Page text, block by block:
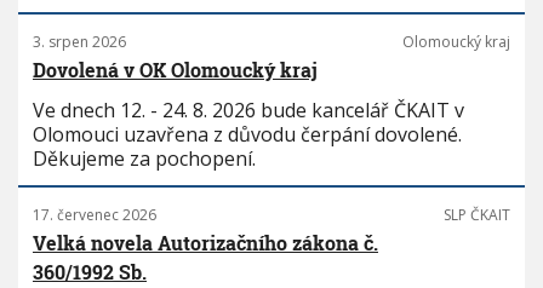
3. srpen 2026 Olomoucký kraj
Dovolená v OK Olomoucký kraj
Ve dnech 12. - 24. 8. 2026 bude kancelář ČKAIT v
Olomouci uzavřena z důvodu čerpání dovolené.
Děkujeme za pochopení.
17. červenec 2026 SLP ČKAIT
Velká novela Autorizačního zákona č.
360/1992 Sb.